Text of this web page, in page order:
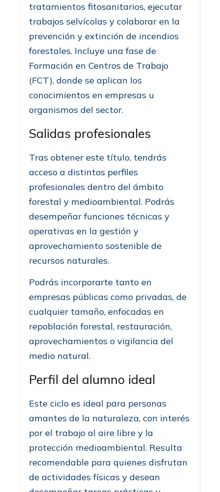
tratamientos fitosanitarios, ejecutar
trabajos selvícolas y colaborar en la
prevención y extinción de incendios
forestales. Incluye una fase de
Formación en Centros de Trabajo
(FCT), donde se aplican los
conocimientos en empresas u
organismos del sector.
Salidas profesionales
Tras obtener este título, tendrás
acceso a distintos perfiles
profesionales dentro del ámbito
forestal y medioambiental. Podrás
desempeñar funciones técnicas y
operativas en la gestión y
aprovechamiento sostenible de
recursos naturales.
Podrás incorporarte tanto en
empresas públicas como privadas, de
cualquier tamaño, enfocadas en
repoblación forestal, restauración,
aprovechamientos o vigilancia del
medio natural.
Perfil del alumno ideal
Este ciclo es ideal para personas
amantes de la naturaleza, con interés
por el trabajo al aire libre y la
protección medioambiental. Resulta
recomendable para quienes disfrutan
de actividades físicas y desean